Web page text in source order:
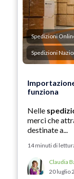
Spedizioni
Spedizioni
funziona
Nelle
merci che
destinate a...
14 minuti di
Claudia
20 luglio